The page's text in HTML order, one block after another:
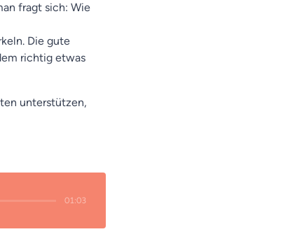
fragt sich: Wie
Die gute
richtig etwas
unterstützen,
01:03